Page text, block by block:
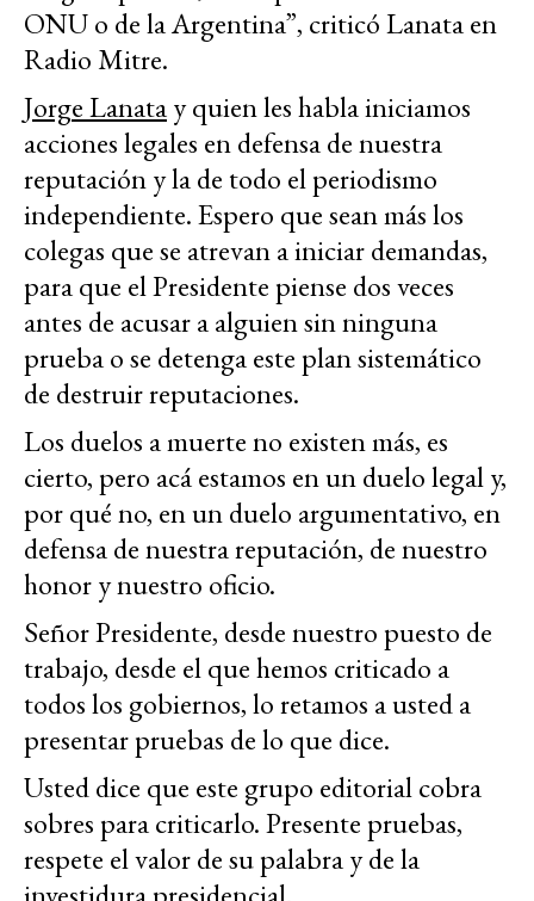
ONU o de la Argentina”, criticó Lanata en
Radio Mitre.
Jorge Lanatay quien les habla iniciamos
acciones legales en defensa de nuestra
reputación y la de todo el periodismo
independiente. Espero que sean más los
colegas que se atrevan a iniciar demandas,
para que el Presidente piense dos veces
antes de acusar a alguien sin ninguna
prueba o se detenga este plan sistemático
de destruir reputaciones.
Los duelos a muerte no existen más, es
cierto, pero acá estamos en un duelo legal y,
por qué no, en un duelo argumentativo, en
defensa de nuestra reputación, de nuestro
honor y nuestro oficio.
Señor Presidente, desde nuestro puesto de
trabajo, desde el que hemos criticado a
todos los gobiernos, lo retamos a usted a
presentar pruebas de lo que dice.
Usted dice que este grupo editorial cobra
sobres para criticarlo. Presente pruebas,
respete el valor de su palabra y de la